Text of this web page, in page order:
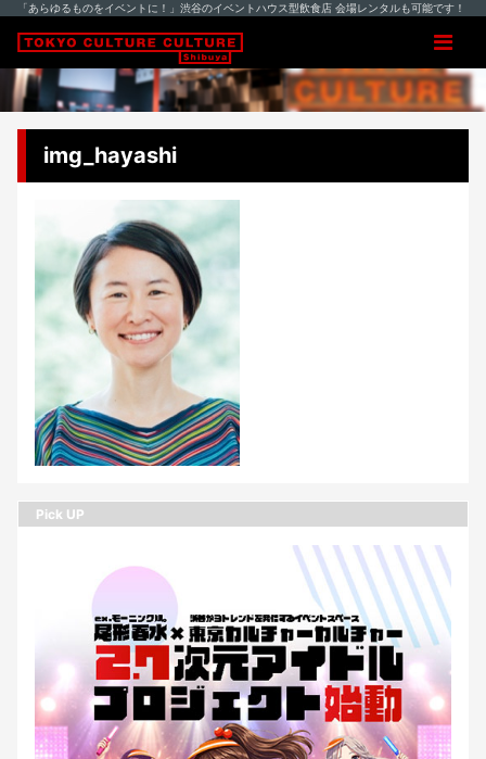
「あらゆるものをイベントに！」渋谷のイベントハウス型飲食店 会場レンタルも可能です！
img_hayashi
Pick UP